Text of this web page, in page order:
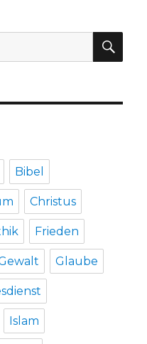
Bibel
Christus
Frieden
Glaube
Islam